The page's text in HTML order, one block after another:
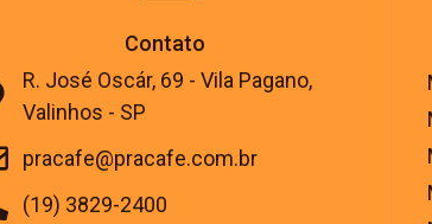
Contato
R. José Oscár, 69 - Vila Pagano,
Valinhos - SP
pracafe@pracafe.com.br
(19) 3829-2400